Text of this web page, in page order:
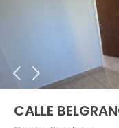
CALLE